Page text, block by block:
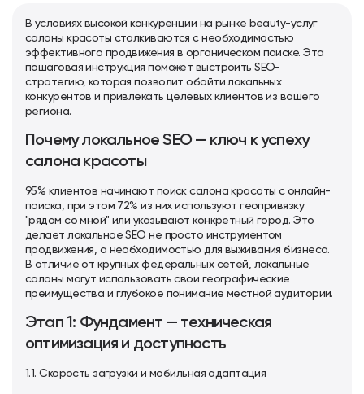
В условиях высокой конкуренции на рынке beauty-услуг
салоны красоты сталкиваются с необходимостью
эффективного продвижения в органическом поиске. Эта
пошаговая инструкция поможет выстроить SEO-
стратегию, которая позволит обойти локальных
конкурентов и привлекать целевых клиентов из вашего
региона.
Почему локальное SEO — ключ к успеху
салона красоты
95% клиентов начинают поиск салона красоты с онлайн-
поиска, при этом 72% из них используют геопривязку
"рядом со мной" или указывают конкретный город. Это
делает локальное SEO не просто инструментом
продвижения, а необходимостью для выживания бизнеса.
В отличие от крупных федеральных сетей, локальные
салоны могут использовать свои географические
преимущества и глубокое понимание местной аудитории.
Этап 1: Фундамент — техническая
оптимизация и доступность
1.1. Скорость загрузки и мобильная адаптация